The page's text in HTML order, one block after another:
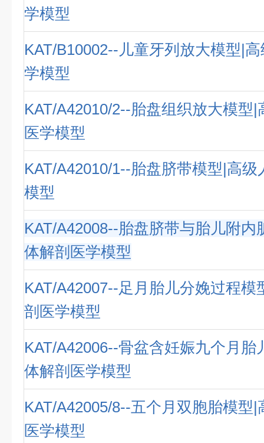
学模型
KAT/B10002--儿童牙列放大模型|
学模型
KAT/A42010/2--胎盘组织放大模型|
医学模型
KAT/A42010/1--胎盘脐带模型|高级
模型
KAT/A42008--胎盘脐带与胎儿附内
体解剖医学模型
KAT/A42007--足月胎儿分娩过程模
剖医学模型
KAT/A42006--骨盆含妊娠九个月胎
体解剖医学模型
KAT/A42005/8--五个月双胞胎模型|
医学模型